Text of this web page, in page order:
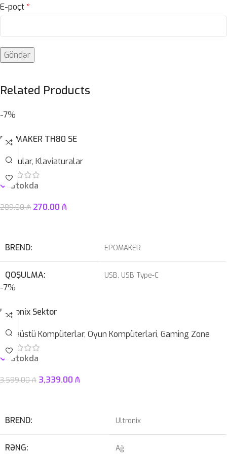
E-poçt*
Related Products
-7%
EPOMAKER TH80 SE
Qurğular, Klaviaturalar
Stokda
289.00₼ 270.00 ₼
BREND EPOMAKER
QOŞULMA USB, USB Type-C
SWITCH Blue
-7%
Ultronix Sektor
Masaüstü Kompüterlər, Oyun Kompüterləri, Gaming Zone
Stokda
3,599.00₼ 3,339.00 ₼
BREND Ultronix
RƏNG Ağ